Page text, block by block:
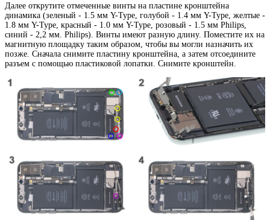
Далее открутите отмеченные винты на пластине кронштейна
динамика (зеленый - 1.5 мм Y-Type, голубой - 1.4 мм Y-Type, желтые -
1.8 мм Y-Type, красный - 1.0 мм Y-Type, розовый - 1.5 мм Philips,
синий - 2,2 мм. Philips). Винты имеют разную длину. Поместите их на
магнитную площадку таким образом, чтобы вы могли назначить их
позже. Сначала снимите пластину кронштейна, а затем отсоедините
разъем с помощью пластиковой лопатки. Снимите кронштейн.